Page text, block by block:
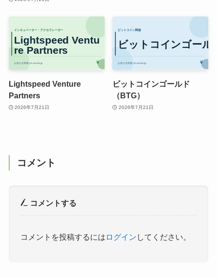
Lightspeed Venture
Partners
2026年7月21日
ビットコインゴールド
（BTG）
2026年7月21日
コメント
コメントする
コメントを投稿するには ログイン してください。